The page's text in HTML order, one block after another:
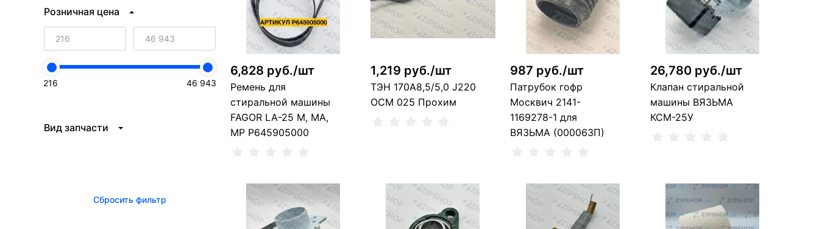
6,828 руб./шт
Ремень для
стиральной машины
FAGOR LA-25 M, MA,
MP P645905000
В корзину
1,219 руб./шт
ТЭН 170А8,5/5,0 J220
ОСМ 025 Прохим
В корзину
987 руб./шт
Патрубок гофр
Москвич 2141-
1169278-1 для
ВЯЗЬМА (000063П)
В корзину
26,780 руб./шт
Клапан стиральной
машины ВЯЗЬМА
КСМ-25У
В корзину
Розничная цена
216 46 943
Вид запчасти
Сбросить фильтр